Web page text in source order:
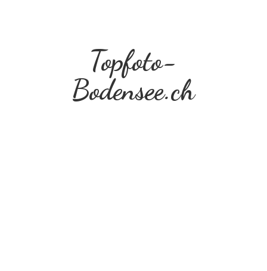
Topfoto-
Bodensee.ch